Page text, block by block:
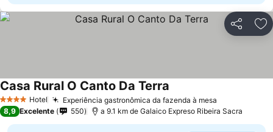
Partilhar
4 EstrelasHotel Experiência gastronômica da fazenda à mesa
Casa Rural O Canto Da Terra
8,9 Excelente 550 a 9.1 km de Galaico Expreso Ribeira Sacra